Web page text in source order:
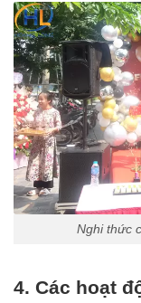
Nghi thức
4. Các hoạt